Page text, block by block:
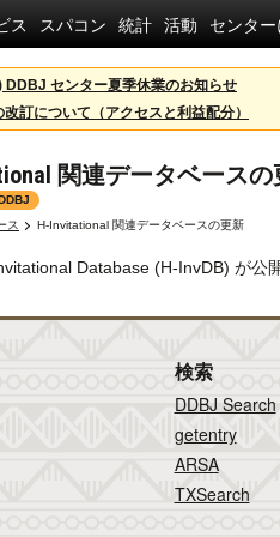
ス スパコン 統計 活動 センタ
DDBJ センター夏季休業のお知らせ
訂について（アクセスと利益配分）
関連データベース
ス H-Invitational 関連データベースの更新
Database (H-InvDB) が公
検索
DDBJ Search
getentry
ARSA
TXSearch